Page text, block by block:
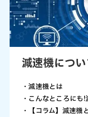
減速機につ
・減速機とは
・こんなところにも!
・【コラム】減速